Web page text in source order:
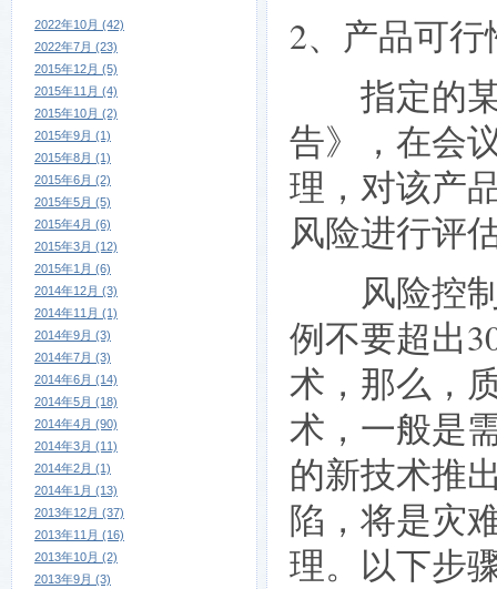
2022年10月 (42)
2022年7月 (23)
2015年12月 (5)
2015年11月 (4)
2015年10月 (2)
2015年9月 (1)
2015年8月 (1)
2015年6月 (2)
2015年5月 (5)
2015年4月 (6)
2015年3月 (12)
2015年1月 (6)
2014年12月 (3)
2014年11月 (1)
2014年9月 (3)
2014年7月 (3)
2014年6月 (14)
2014年5月 (18)
2014年4月 (90)
2014年3月 (11)
2014年2月 (1)
2014年1月 (13)
2013年12月 (37)
2013年11月 (16)
2013年10月 (2)
2013年9月 (3)
2、产品可
指定的某
告》，在会
理，对该产
风险进行评
风险控制
例不要超出
术，那么，
术，一般是
的新技术推
陷，将是灾
理。以下步